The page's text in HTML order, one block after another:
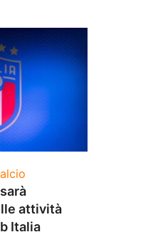
attività
Italia